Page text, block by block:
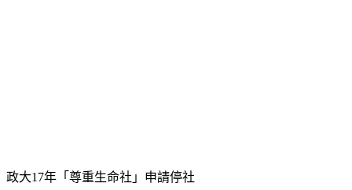
政大17年「尊重生命社」申請停社